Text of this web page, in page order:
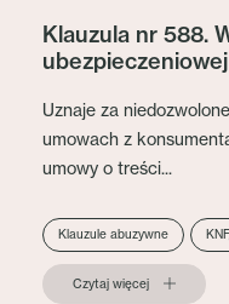
Klauzula nr 588.
ubezpieczeniowej
Uznaje za
umowach z
umowy o treści...
Klauzule abuzywne
Czytaj więcej